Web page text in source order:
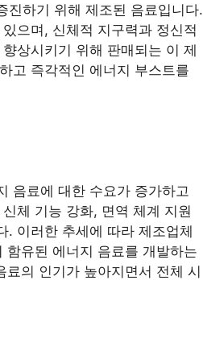
진하기 위해 제조된 음료입니다.
으며, 신체적 지구력과 정신적
상시키기 위해 판매되는 이 제
고 즉각적인 에너지 부스트를
음료에 대한 수요가 증가하고
체 기능 강화, 면역 체계 지원
. 이러한 추세에 따라 제조업체
유된 에너지 음료를 개발하는
의 인기가 높아지면서 전체 시